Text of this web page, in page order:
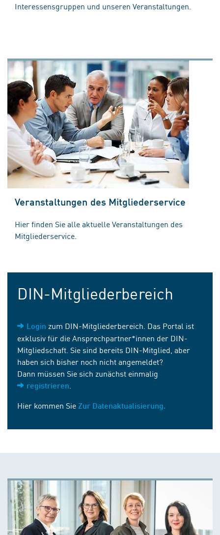
Interessensgruppen und unseren Veranstaltungen.
Veranstaltungen des Mitgliederservice
Hier finden Sie alle aktuelle Veranstaltungen des
Mitgliederservice.
DIN-Mitgliederbereich
Login zum DIN-Mitgliederbereich. Das Portal ist
exklusiv für die Ansprechpartner*innen der DIN-
Mitgliedschaft. Sie sind bereits DIN-Mitglied, aber
haben sich bisher noch nicht angemeldet?
Dann müssen Sie sich zunächst einmalig
registrieren
Hier kommen Sie Zur Datenaktualisierung.